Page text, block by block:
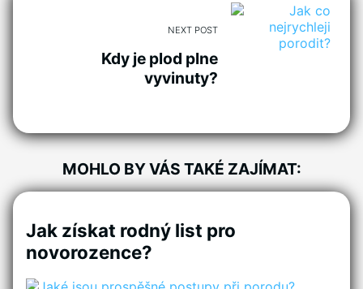
NEXT POST
Kdy je plod plne
vyvinuty?
MOHLO BY VÁS TAKÉ ZAJÍMAT:
Jak získat rodný list pro
novorozence?